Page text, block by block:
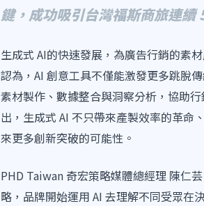
鍵，成功吸引台灣福斯商旅連續
生成式 AI的快速發展，為廣告行銷的素
認為，AI 創意工具不僅能激發更多跳脫
素材製作、數據整合與洞察分析，協助
出，生成式 AI 不只帶來產製效率的革命
來更多創新突破的可能性。
PHD Taiwan 奇宏策略媒體總經理 陳仁
略，品牌開始運用 AI 去理解不同受眾在